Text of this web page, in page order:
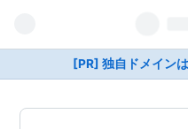
[PR] 独自ドメイン